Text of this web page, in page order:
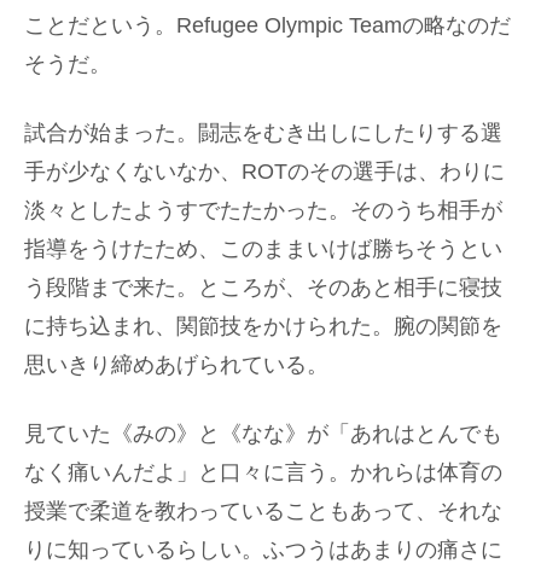
ことだという。Refugee Olympic Teamの略なのだ
そうだ。
試合が始まった。闘志をむき出しにしたりする選
手が少なくないなか、ROTのその選手は、わりに
淡々としたようすでたたかった。そのうち相手が
指導をうけたため、このままいけば勝ちそうとい
う段階まで来た。ところが、そのあと相手に寝技
に持ち込まれ、関節技をかけられた。腕の関節を
思いきり締めあげられている。
見ていた《みの》と《なな》が「あれはとんでも
なく痛いんだよ」と口々に言う。かれらは体育の
授業で柔道を教わっていることもあって、それな
りに知っているらしい。ふつうはあまりの痛さに